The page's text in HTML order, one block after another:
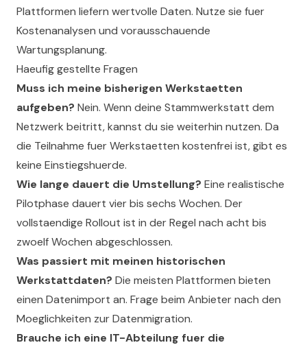
Plattformen liefern wertvolle Daten. Nutze sie fuer
Kostenanalysen und vorausschauende
Wartungsplanung.
Haeufig gestellte Fragen
Muss ich meine bisherigen Werkstaetten
aufgeben? Nein. Wenn deine Stammwerkstatt dem
Netzwerk beitritt, kannst du sie weiterhin nutzen. Da
die Teilnahme fuer Werkstaetten kostenfrei ist, gibt es
keine Einstiegshuerde.
Wie lange dauert die Umstellung? Eine realistische
Pilotphase dauert vier bis sechs Wochen. Der
vollstaendige Rollout ist in der Regel nach acht bis
zwoelf Wochen abgeschlossen.
Was passiert mit meinen historischen
Werkstattdaten? Die meisten Plattformen bieten
einen Datenimport an. Frage beim Anbieter nach den
Moeglichkeiten zur Datenmigration.
Brauche ich eine IT-Abteilung fuer die